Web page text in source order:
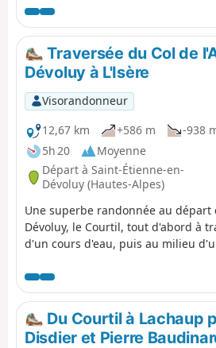
Traversée du Col de
Dévoluy à L'Isère
Visorandonneur
12,67 km
+586 m
-938
5h 20
Moyenne
Départ à Saint-Étienne-en-
Dévoluy (Hautes-Alpes)
Une superbe randonnée au
Dévoluy, le Courtil, tout d'abord à
d'un cours d'eau, puis au milieu
pied des Gillardes (résurgences) ;
récupérer au parking ! Le retour
à pied mais la partie route jusqu'à
agréable !
Du Courtil à Lachaup
Disdier et Pierre